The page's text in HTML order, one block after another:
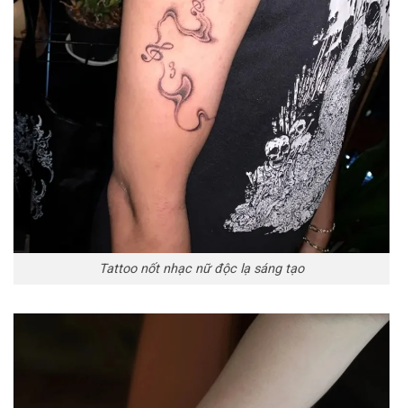
Tattoo nốt nhạc nữ độc lạ sáng tạo